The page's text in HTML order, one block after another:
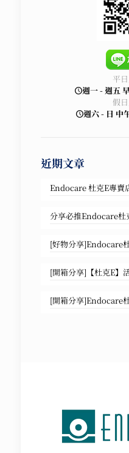
平
週一 - 週五
假
週六 - 日 中
近期文章
Endocare 杜克E專賣
分享必推Endocare杜
[好物分享]Endocare
[開箱分享]【杜克E】
[開箱分享]Endocare